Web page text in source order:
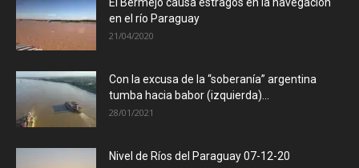
en el río Paraguay
21/04/2020
Con la excusa de la “soberanía” argentina
tumba hacia babor (izquierda)...
28/01/2021
Nivel de Ríos del Paraguay 07-12-20